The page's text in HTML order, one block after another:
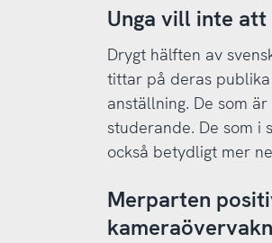
Unga vill inte
Drygt hälften av
tittar på deras
anställning. De som
studerande. De som i
också betydligt mer
Merparten